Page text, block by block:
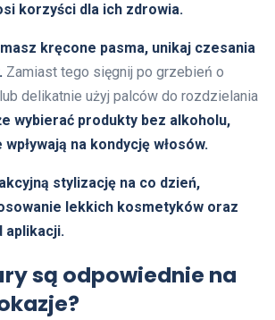
korzyści dla ich zdrowia.
kręcone pasma, unikaj czesania
Zamiast tego sięgnij po grzebień o
delikatnie użyj palców do rozdzielania
wybierać produkty bez alkoholu,
na kondycję włosów.
stylizację na co dzień,
lekkich kosmetyków oraz
aplikacji.
są odpowiednie na